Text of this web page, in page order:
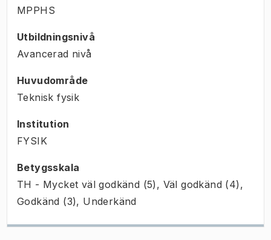
MPPHS
Utbildningsnivå
Avancerad nivå
Huvudområde
Teknisk fysik
Institution
FYSIK
Betygsskala
TH - Mycket väl godkänd (5), Väl godkänd (4),
Godkänd (3), Underkänd